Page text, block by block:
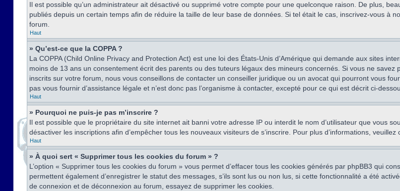
Il est possible qu’un administrateur ait désactivé ou supprimé votre compte pour une quelconque raison. De plus,
publiés depuis un certain temps afin de réduire la taille de leur base de données. Si tel était le cas, inscrivez-vous à
forum.
Haut
» Qu’est-ce que la COPPA ?
La COPPA (Child Online Privacy and Protection Act) est une loi des États-Unis d’Amérique qui demande aux sites
moins de 13 ans un consentement écrit des parents ou des tuteurs légaux des mineurs concernés. Si vous ne
inscrits sur votre forum, nous vous conseillons de contacter un conseiller juridique ou un avocat qui pourront vous
pas vous fournir d’assistance légale et n’est donc pas l’organisme à contacter, excepté pour ce qui est décrit ci-
Haut
» Pourquoi ne puis-je pas m’inscrire ?
Il est possible que le propriétaire du site internet ait banni votre adresse IP ou interdit le nom d’utilisateur que vous
désactiver les inscriptions afin d’empêcher tous les nouveaux visiteurs de s’inscrire. Pour plus d’informations,
Haut
» À quoi sert « Supprimer tous les cookies du forum » ?
L’option « Supprimer tous les cookies du forum » vous permet d’effacer tous les cookies générés par phpBB3 qui
permettent également d’enregistrer le statut des messages, s’ils sont lus ou non lus, si cette fonctionnalité a été
de connexion et de déconnexion au forum, essayez de supprimer les cookies.